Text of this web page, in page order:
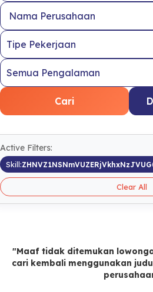
Nama Perusahaan
Cari
Active Filters:
Skill:
Clear All
"Maaf tidak ditemukan
cari kembali menggunakan